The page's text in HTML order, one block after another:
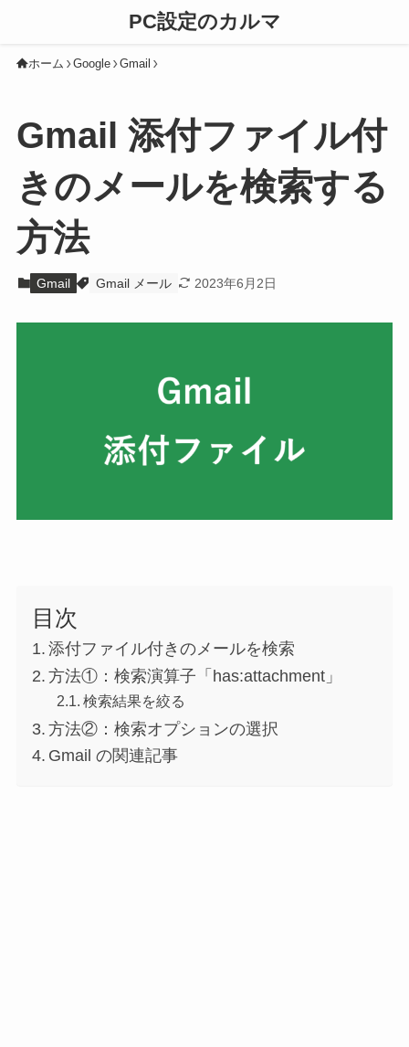
PC設定のカルマ
ホーム Google Gmail
Gmail 添付ファイル付
きのメールを検索する
方法
Gmail Gmail メール 2023年6月2日
目次
添付ファイル付きのメールを検索
方法①：検索演算子「has:attachment」
検索結果を絞る
方法②：検索オプションの選択
Gmail の関連記事